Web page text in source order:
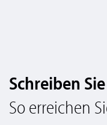
Schreiben
So erreichen